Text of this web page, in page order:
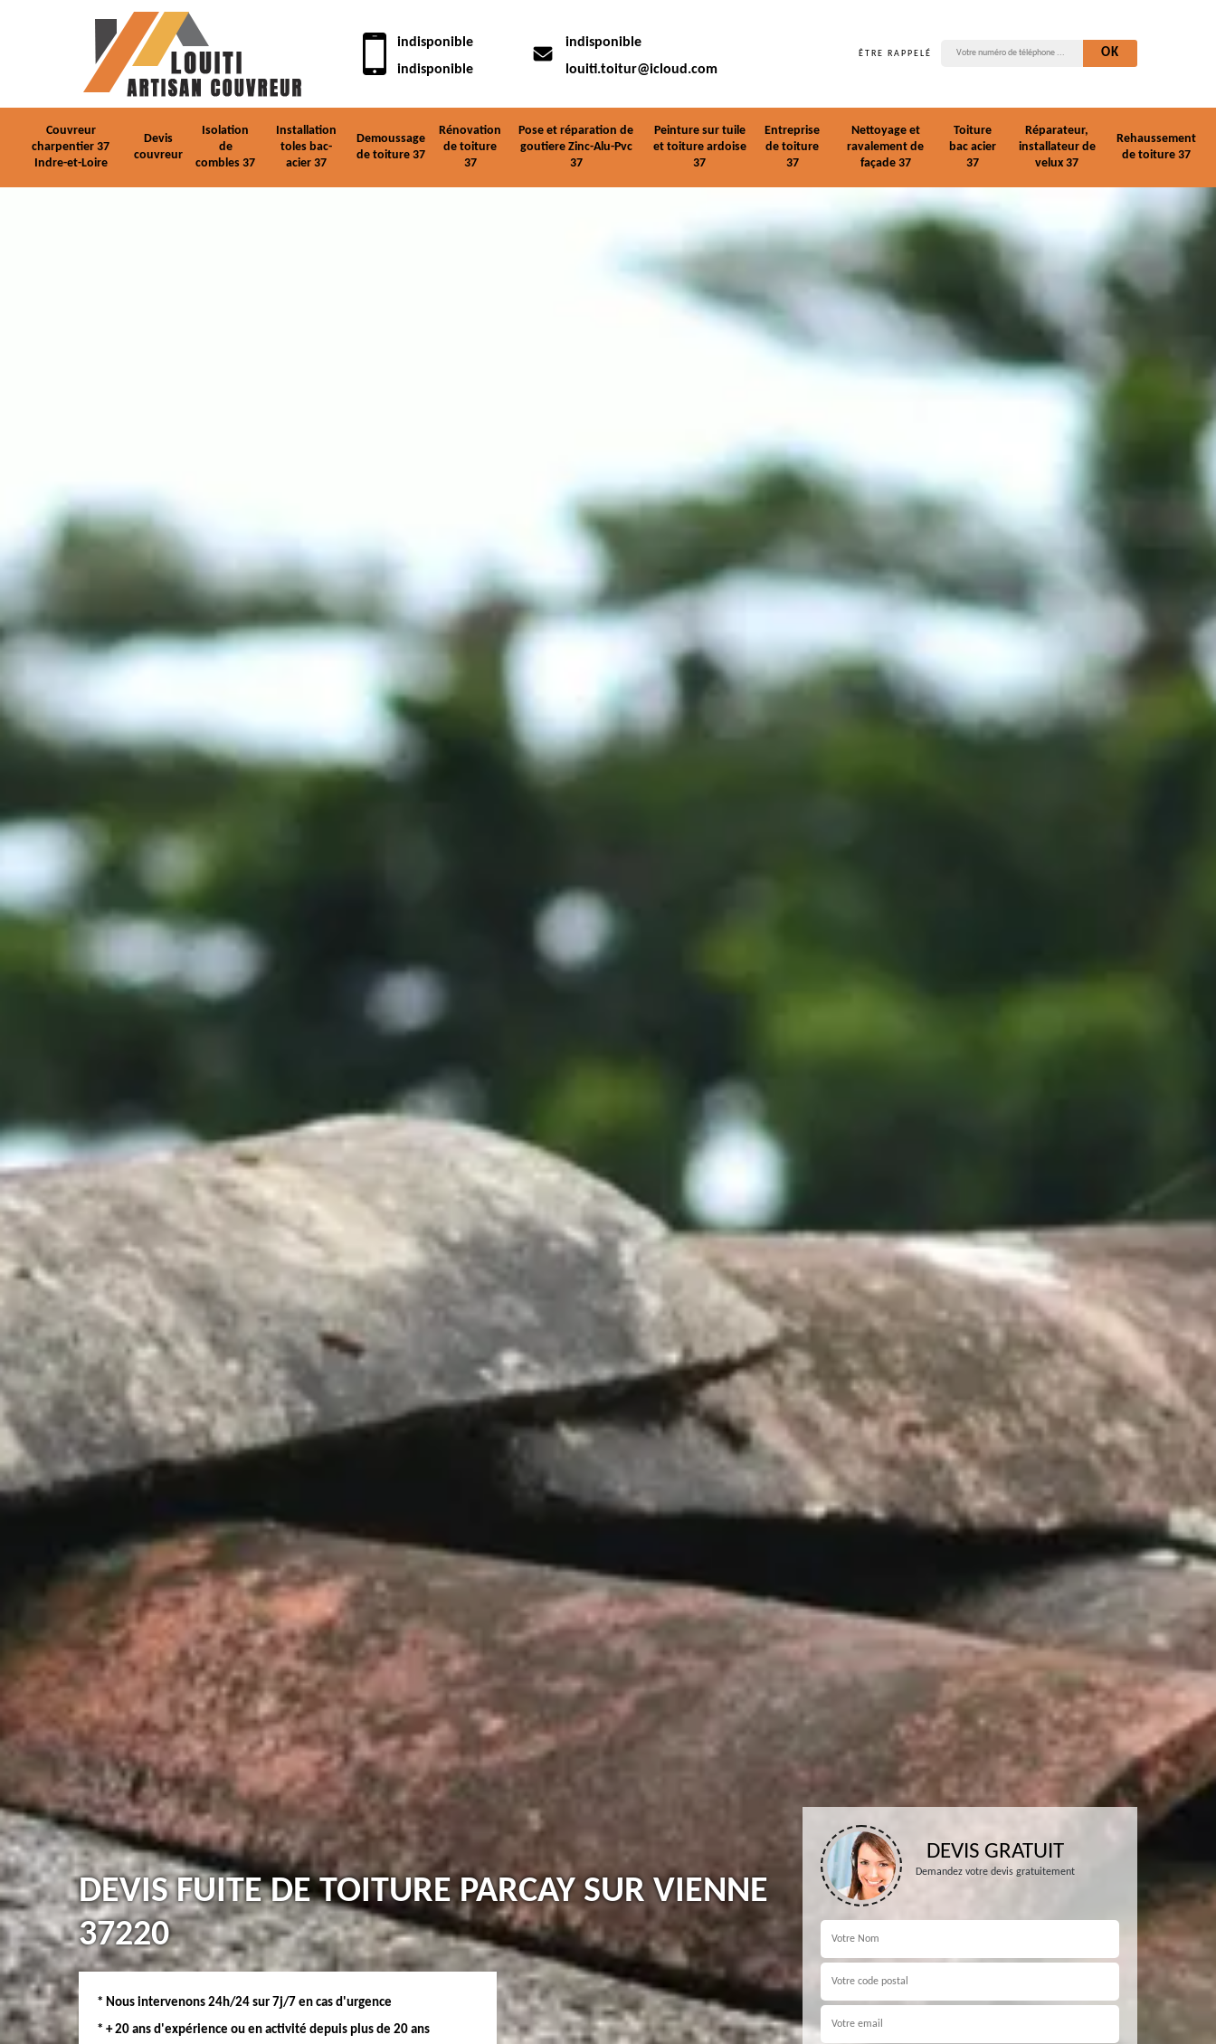
indisponible
indisponible
indisponible
louiti.toitur@icloud.com
ÊTRE RAPPELÉ
Couvreur
charpentier 37
Indre-et-Loire
Devis
couvreur
Isolation
de
combles 37
Installation
toles bac-
acier 37
Demoussage
de toiture 37
Rénovation
de toiture
37
Pose et réparation de
goutiere Zinc-Alu-Pvc
37
Peinture sur tuile
et toiture ardoise
37
Entreprise
de toiture
37
Nettoyage et
ravalement de
façade 37
Toiture
bac acier
37
Réparateur,
installateur de
velux 37
Rehaussement
de toiture 37
DEVIS FUITE DE TOITURE PARCAY SUR VIENNE
37220
* Nous intervenons 24h/24 sur 7j/7 en cas d'urgence
* + 20 ans d'expérience ou en activité depuis plus de 20 ans
DEVIS GRATUIT
Demandez votre devis gratuitement